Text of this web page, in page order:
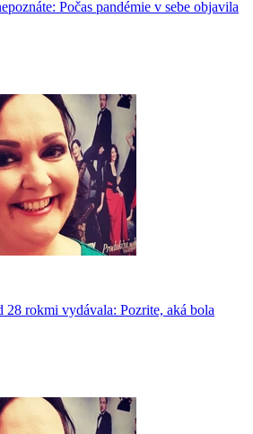
Počas pandémie v sebe objavila
28 rokmi vydávala: Pozrite, aká bola